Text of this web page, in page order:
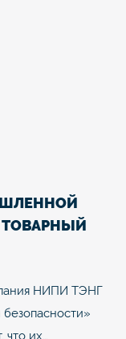
ТОВАРНЫЙ
НИПИ ТЭНГ
что их…